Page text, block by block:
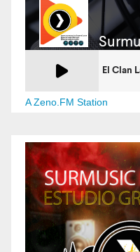
A Zeno.FM Station